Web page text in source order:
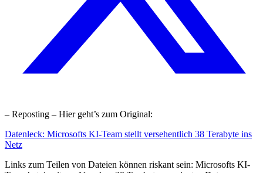
– Reposting – Hier geht’s zum Original:
Datenleck: Microsofts KI-Team stellt versehentlich 38 Terabyte ins
Netz
Links zum Teilen von Dateien können riskant sein: Microsofts KI-